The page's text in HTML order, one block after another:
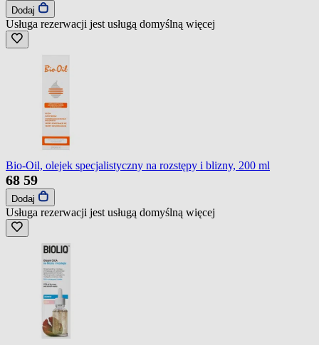
Dodaj
Usługa rezerwacji jest usługą domyślną więcej
Bio-Oil, olejek specjalistyczny na rozstępy i blizny, 200 ml
68 59
Dodaj
Usługa rezerwacji jest usługą domyślną więcej